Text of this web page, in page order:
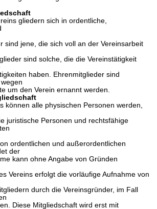
gliedern sich in ordentliche,
sind jene, die sich voll an der Vereinsarbeit
sind solche, die die Vereinstätigkeit
haben. Ehrenmitglieder sind
um den Verein ernannt werden.
können alle physischen Personen werden,
juristische Personen und rechtsfähige
ordentlichen und außerordentlichen
der
kann ohne Angabe von Gründen
Vereins erfolgt die vorläufige Aufnahme von
durch die Vereinsgründer, im Fall
Diese Mitgliedschaft wird erst mit